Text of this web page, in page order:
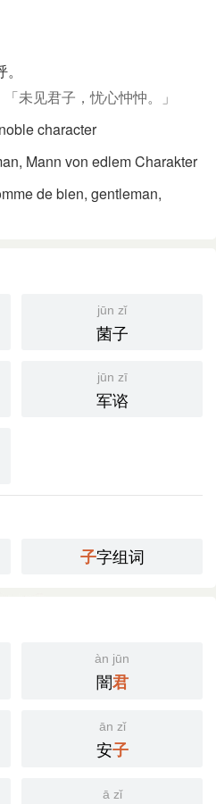
「未见君子，忧心忡忡。」
character
Mann von edlem Charakter
de bien, gentleman,
jūn zǐ
菌子
jūn zī
军谘
子字组词
àn jūn
闇君
ān zǐ
安子
ā zǐ